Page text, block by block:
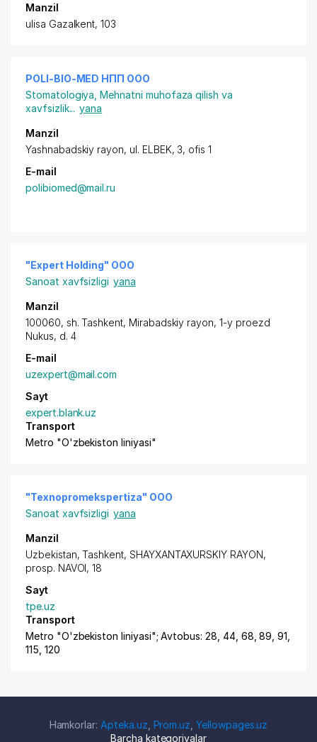
Manzil
ulisa Gazalkent, 103
POLI-BIO-MED НПП ООО
Stomatologiya ,Mehnatni muhofaza qilish va
xavfsizlik... yana
Manzil
Yashnabadskiy rayon, ul. ELBEK, 3, ofis 1
E-mail
polibiomed@mail.ru
"Expert Holding" ООО
Sanoat xavfsizligi yana
Manzil
100060, sh. Tashkent, Mirabadskiy rayon, 1-y proezd
Nukus, d. 4
E-mail
uzexpert@mail.com
Sayt
expert.blank.uz
Transport
Metro "O'zbekiston liniyasi"
"Texnopromekspertiza" ООО
Sanoat xavfsizligi yana
Manzil
Uzbekistan,Tashkent, SHAYXANTAXURSKIY RAYON,
prosp. NAVOI, 18
Sayt
tpe.uz
Transport
Metro "O'zbekiston liniyasi"; Avtobus: 28, 44, 68, 89, 91,
115, 120
Hamkorlar: Apteka.uz Prom.uz ,Yellowpages.uz
Barcha kategoriyalar